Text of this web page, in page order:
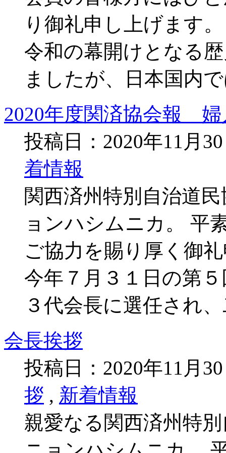
り御礼申し上げます
令和の幕開けとなる
ましたが、日本国内
2020年度関済協会報 婦
投稿日：2020年11月
着情報
関西済州特別自治道
ョンハシムニカ。 平
ご協力を賜り厚く御
今年７月３１日の第
３代会長に選任され
会長挨拶
投稿日：2020年11月
拶 , 新着情報
親愛なる関西済州特